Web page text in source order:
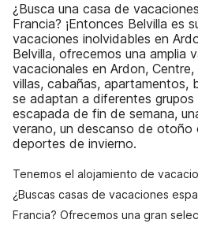
¿Busca una casa de
Francia? ¡Entonces Belvilla es
vacaciones inolvidables en
Belvilla, ofrecemos una amplia
vacacionales en Ardon,
villas, cabañas, apartamentos,
se adaptan a diferentes
escapada de fin de semana,
verano, un descanso de otoño
deportes de invierno.
Tenemos el alojamiento de
¿Buscas casas de vacaciones
Francia? Ofrecemos una gran